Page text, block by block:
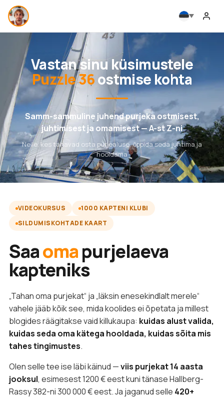
Vastan sinu küsimustele
Puzzle 36ostmise kohta
Samm-sammuline juhend purjeka ostmisest,
juhtimisest ja omamisest — A-st Z-ni
Neile, kes tahavad osta purjealuse, õppida seda juhtima ja
hooldama
VIDEOKURSUS
1000 KAPTENI KLUBI
SILDUMISKOHTADE KAART
Saaomapurjelaeva
kapteniks
„Tahan oma purjekat“ ja „läksin enesekindlalt merele“
vahele jääb kõik see, mida koolides ei õpetata ja millest
blogides räägitakse vaid killukaupa: kuidas alust valida,
kuidas seda oma kätega hooldada, kuidas sõita mis
tahes tingimustes.
Olen selle tee ise läbi käinud —viis purjekat 14 aasta
jooksul, esimesest 1200 € eest kuni tänase Hallberg-
Rassy 382-ni 300 000 € eest. Ja jaganud selle 420+